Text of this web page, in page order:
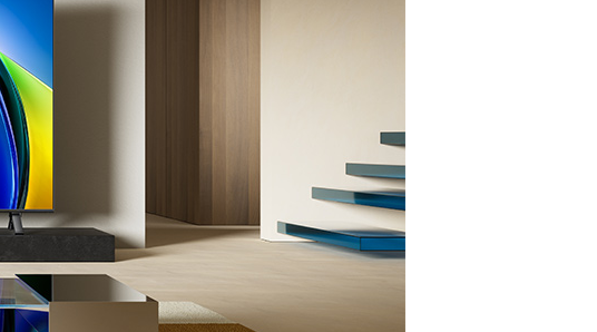
-AI Picture Optimizer
-AI 4K Clarity
-AI HDR Enhancer
-AI Motion Enhancer
-Game Deck
Góc nhìn:
Công nghệ âm thanh:
-Dolby Atmos
-360 Surround Upscaling
-Real Sound Adjuster
Tổng công suất loa:36W